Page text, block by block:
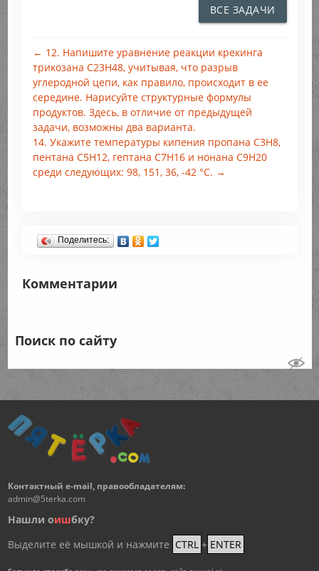
ВСЕ ЗАДАЧИ
← 12. Напишите уравнение реакции крекинга
трикозана С23Н48, учитывая, что разрыв
углеродной цепи, как правило, происходит в ее
середине. Нарисуйте структурные формулы
продуктов. Здесь, в отличие от предыдущей
задачи, возможны два варианта.
14. Укажите температуры кипения пропана С3Н8,
пентана C5H12, гептана С7Н16 и нонана С9Н20
среди следующих: 98, 151, 36, -42 °С. →
Поделитесь:
Комментарии
Поиск по сайту
Контактный e-mail, правообладателям:
admin@5terka.com
Нашли оишбку?
Выделите её мышкой и нажмите CTRL + ENTER